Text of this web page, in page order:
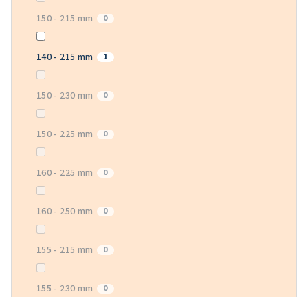
150 - 215 mm 0
140 - 215 mm 1
150 - 230 mm 0
150 - 225 mm 0
160 - 225 mm 0
160 - 250 mm 0
155 - 215 mm 0
155 - 230 mm 0